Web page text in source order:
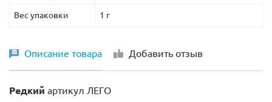
Вес упаковки 1 г
Описание товара Добавить отзыв
Редкий артикул ЛЕГО